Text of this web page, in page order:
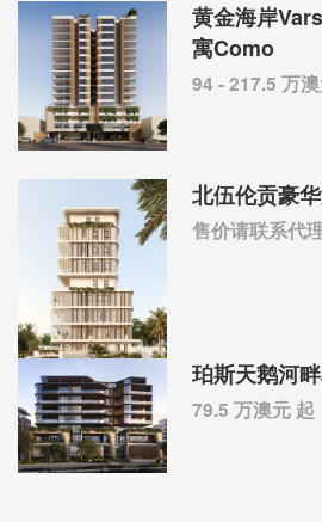
黄金海岸
寓Como
94 - 217.5 万
北伍伦贡豪
售价请联系代
珀斯天鹅河
79.5 万澳元 起